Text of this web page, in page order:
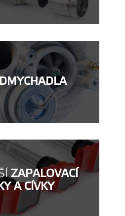
ZAPALOVACÍ
A CÍVKY